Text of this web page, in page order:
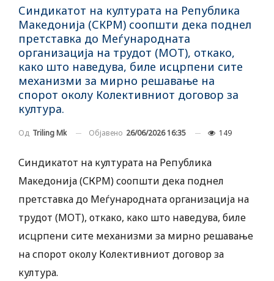
Синдикатот на културата на Република
Македонија (СКРМ) соопшти дека поднел
претставка до Меѓународната
организација на трудот (МОТ), откако,
како што наведува, биле исцрпени сите
механизми за мирно решавање на
спорот околу Колективниот договор за
култура.
Од Triling Mk Објавено 26/06/2026 16:35 149
Синдикатот на културата на Република
Македонија (СКРМ) соопшти дека поднел
претставка до Меѓународната организација на
трудот (МОТ), откако, како што наведува, биле
исцрпени сите механизми за мирно решавање
на спорот околу Колективниот договор за
култура.